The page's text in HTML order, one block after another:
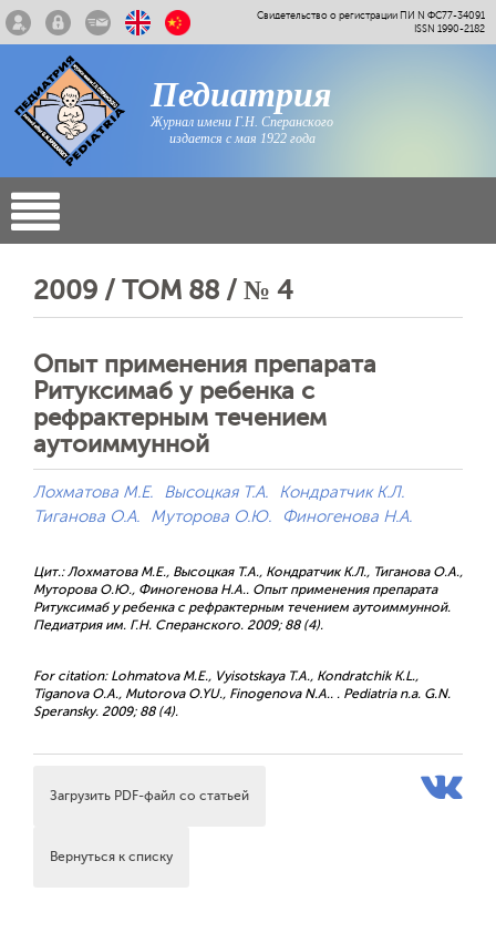
Свидетельство о регистрации ПИ N ФС77-34091
ISSN 1990-2182
Педиатрия
Журнал имени Г.Н. Сперанского
издается с мая 1922 года
2009 / ТОМ 88 / № 4
Опыт применения препарата
Ритуксимаб у ребенка с
рефрактерным течением
аутоиммунной
Лохматова М.Е. Высоцкая Т.А.
Кондратчик К.Л.
Тиганова О.А.
Муторова О.Ю. Финогенова Н.А.
Цит.: Лохматова М.Е., Высоцкая Т.А., Кондратчик К.Л., Тиганова О.А.,
Муторова О.Ю., Финогенова Н.А.. Опыт применения препарата
Ритуксимаб у ребенка с рефрактерным течением аутоиммунной.
Педиатрия им. Г.Н. Сперанского. 2009; 88 (4).
For citation: Lohmatova M.E., Vyisotskaya T.A., Kondratchik K.L.,
Tiganova O.A., Mutorova O.YU., Finogenova N.A.. . Pediatria n.a. G.N.
Speransky. 2009; 88 (4).
Загрузить PDF-файл со статьей
Вернуться к списку